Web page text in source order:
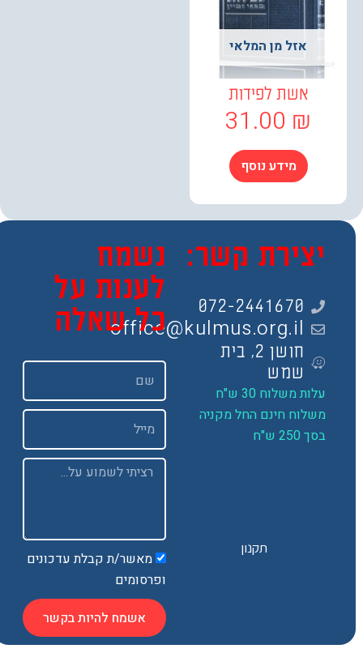
אזל מן המלאי
אשת לפידות
31.00
מידע נוסף
קשר:
072-2441670
office@kulmus.org.il
חושן 2, בית
שמש
משלוח 30 ש"ח
חינם החל מקניה
נשמח
לענות על
כל שאלה
Email
Message
מאשר/ת קבלת עדכונים
ופרסומים
אשמח להיות בקשר